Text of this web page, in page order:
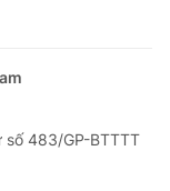
483/GP-BTTTT